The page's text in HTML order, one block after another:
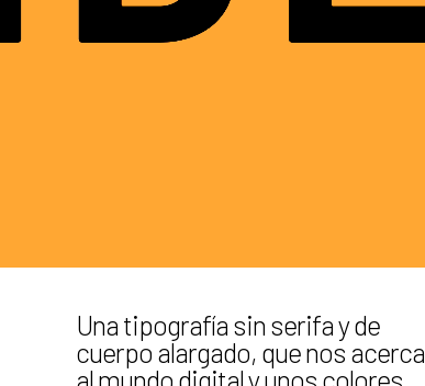
Una tipografía sin serifa y de
cuerpo alargado, que nos acerca
al mundo digital y unos colores